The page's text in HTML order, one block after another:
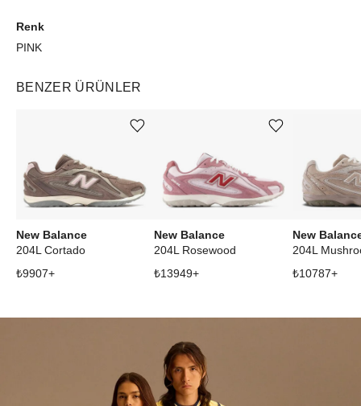
Renk
PINK
BENZER ÜRÜNLER
New Balance
204L Cortado
₺9907+
Ürünü istek listesine ekle veya listeden çıkar
New Balance
204L Rosewood
₺13949+
Ürünü istek listesine ekle veya listeden çıkar
New
₺10787+